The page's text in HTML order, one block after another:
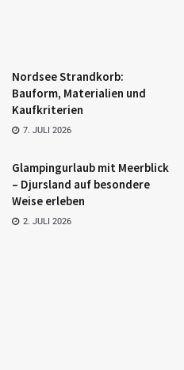
Nordsee Strandkorb:
Bauform, Materialien und
Kaufkriterien
7. JULI 2026
Glampingurlaub mit Meerblick
– Djursland auf besondere
Weise erleben
2. JULI 2026